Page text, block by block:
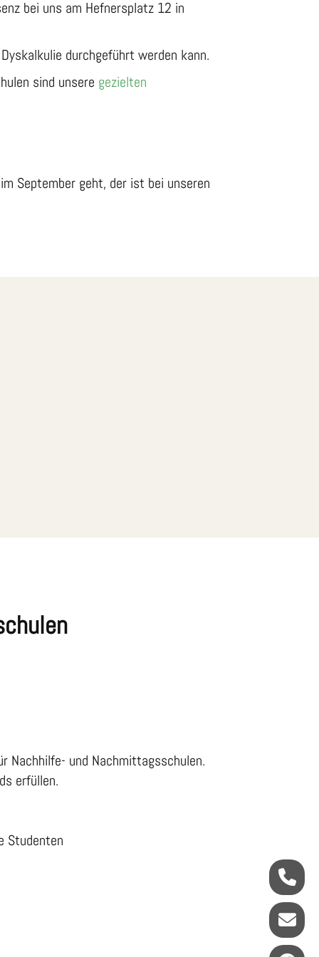
bei uns am Hefnersplatz 12 in
durchgeführt werden kann.
sind unsere gezielten
September geht, der ist bei unseren
Nachhilfe- und Nachmittagsschulen.
erfüllen.
Studenten